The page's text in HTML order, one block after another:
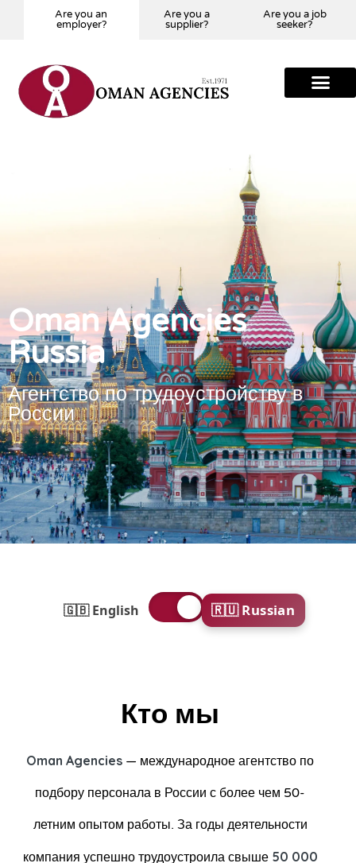
Are you an
employer?
Are you a
supplier?
Are you a job
seeker?
Oman Agencies
Russia
Агентство по трудоустройству в
России
🇬🇧 English 🇷🇺 Russian
Кто мы
Oman Agencies — международное агентство по
подбору персонала в России с более чем 50-
летним опытом работы. За годы деятельности
компания успешно трудоустроила свыше 50 000